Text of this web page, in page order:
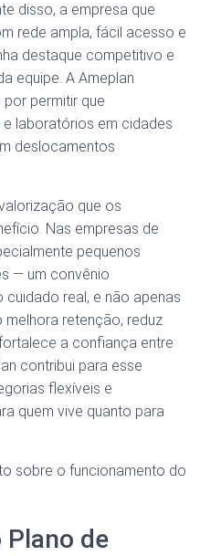
disso, a empresa que
rede ampla, fácil acesso e
destaque competitivo e
equipe. A Ameplan
permitir que
laboratórios em cidades
deslocamentos
que os
Nas empresas de
pequenos
— um convênio
real, e não apenas
retenção, reduz
a confiança entre
contribui para esse
flexíveis e
quem vive quanto para
sobre o funcionamento do
de